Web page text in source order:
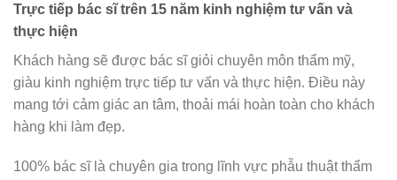
Trực tiếp bác sĩ trên 15 năm kinh nghiệm tư vấn và
thực hiện
Khách hàng sẽ được bác sĩ giỏi chuyên môn thẩm mỹ,
giàu kinh nghiệm trực tiếp tư vấn và thực hiện. Điều này
mang tới cảm giác an tâm, thoải mái hoàn toàn cho khách
hàng khi làm đẹp.
100% bác sĩ là chuyên gia trong lĩnh vực phẫu thuật thẩm